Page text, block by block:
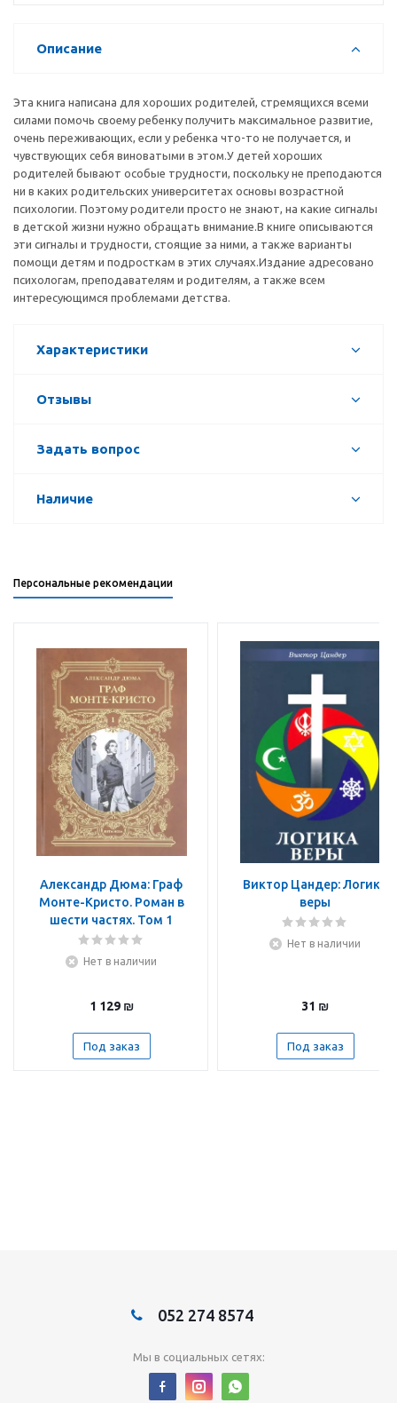
Описание
Эта книга написана для хороших родителей, стремящихся всеми
силами помочь своему ребенку получить максимальное развитие,
очень переживающих, если у ребенка что-то не получается, и
чувствующих себя виноватыми в этом.У детей хороших
родителей бывают особые трудности, поскольку не преподаются
ни в каких родительских университетах основы возрастной
психологии. Поэтому родители просто не знают, на какие сигналы
в детской жизни нужно обращать внимание.В книге описываются
эти сигналы и трудности, стоящие за ними, а также варианты
помощи детям и подросткам в этих случаях.Издание адресовано
психологам, преподавателям и родителям, а также всем
интересующимся проблемами детства.
Характеристики
Отзывы
Задать вопрос
Наличие
Персональные рекомендации
Александр Дюма: Граф
Монте-Кристо. Роман в
шести частях. Том 1
Нет в наличии
1 129₪
Под заказ
Виктор Цандер: Логика
веры
Нет в наличии
31 ₪
Под заказ
052 274 8574
Мы в социальных сетях: